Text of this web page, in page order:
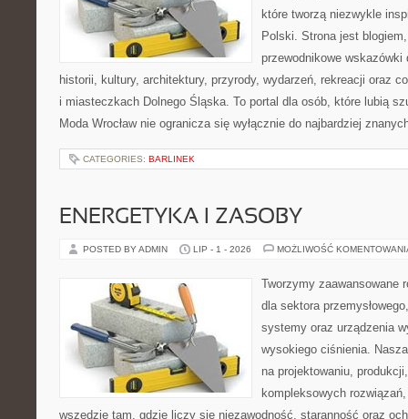
które tworzą niezwykle
Polski. Strona jest
przewodnikowe
historii, kultury, architektury, przyrody, wydarzeń, rekreacji oraz
i miasteczkach Dolnego Śląska. To portal dla osób, które lubią
Moda Wrocław nie ogranicza się wyłącznie do najbardziej
CATEGORIES: BARLINEK
ENERGETYKA I ZASOBY
POSTED BY ADMIN LIP - 1 - 2026 MOŻLIWOŚĆ
Tworzymy zaawansowane
dla sektora
systemy oraz urządzenia
wysokiego ciśnienia.
na projektowaniu,
kompleksowych
wszędzie tam, gdzie liczy się niezawodność, staranność oraz